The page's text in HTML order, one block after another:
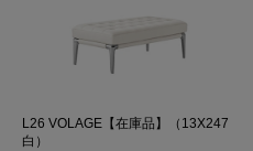
L26 VOLAGE【在庫品】（13X247
白）